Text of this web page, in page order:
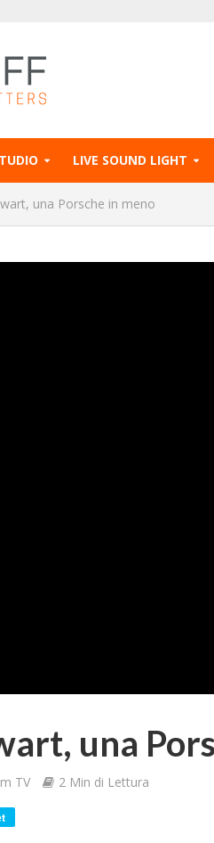
LIVE SOUND LIGHT
una Porsche in meno
una
TV 2 Min di Lettura